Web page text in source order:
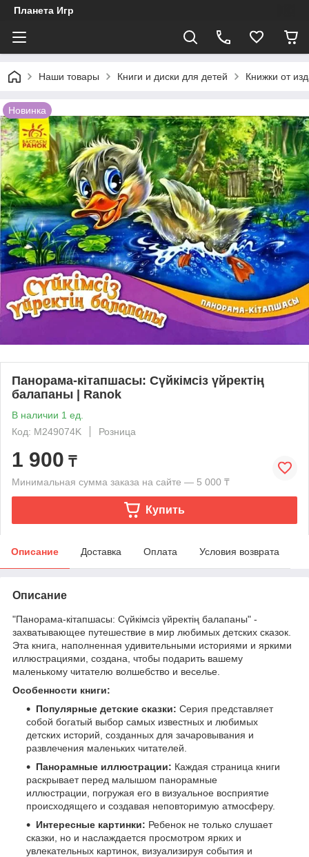
Планета Игр
Наши товары Книги и диски для детей Книжки от
Новинка
Панорама-кітапшасы: Сүйкімсіз үйректің
балапаны | Ranok
В наличии 1 ед.
Код: M249074K
Розница
1 900 ₸
Минимальная сумма заказа на сайте — 5 000 ₸
Купить
Описание Доставка Оплата Условия возврата
Описание
"Панорама-кітапшасы: Сүйкімсіз үйректің балапаны" -
захватывающее путешествие в мир любимых детских сказок.
Эта книга, наполненная удивительными историями и яркими
иллюстрациями, создана, чтобы подарить вашему
маленькому читателю волшебство и веселье.
Особенности книги:
Популярные детские сказки: Серия представляет
собой богатый выбор самых известных и любимых
детских историй, созданных для зачаровывания и
развлечения маленьких читателей.
Панорамные иллюстрации: Каждая страница книги
раскрывает перед малышом панорамные
иллюстрации, погружая его в визуальное восприятие
происходящего и создавая неповторимую атмосферу.
Интересные картинки: Ребенок не только слушает
сказки, но и наслаждается просмотром ярких и
увлекательных картинок, визуализируя события и